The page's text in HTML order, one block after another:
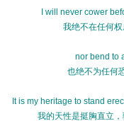
I will never cower
我绝不在任何权
nor bend to
也绝不为任何恐
It is my heritage to stand
我的天性是挺胸直立，